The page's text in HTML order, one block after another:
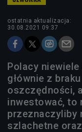
ostatnia aktualizacja:
30.08.2021 09:37
Polacy
głównie z
oszczędności,
inwestować, to
przeznaczyliby
szlachetne